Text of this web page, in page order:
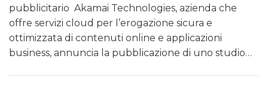
pubblicitario Akamai Technologies, azienda che
offre servizi cloud per l’erogazione sicura e
ottimizzata di contenuti online e applicazioni
business, annuncia la pubblicazione di uno studio…